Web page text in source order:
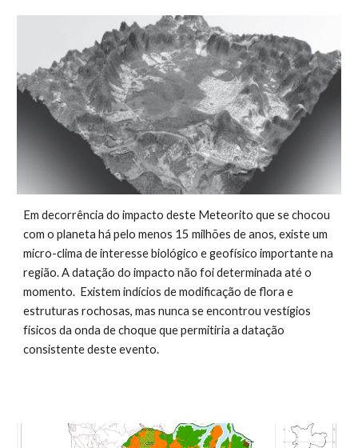
Em decorrência do impacto deste Meteorito que se chocou
com o planeta há pelo menos 15 milhões deanos, existe um
micro-clima de interesse biológico e geofísico importante na
região. A datação do impacto não foi determinada até o
momento. Existem indícios de modificação de flora e
estruturas rochosas, mas nunca se encontrou vestígios
físicos da onda de choque que permitiria a datação
consistente deste evento.